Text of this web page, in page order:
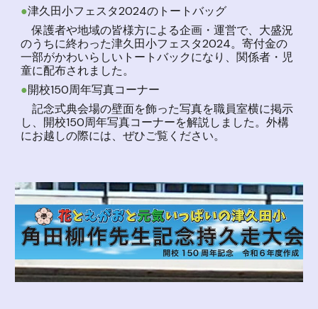
●津久田小フェスタ2024のトートバッグ
保護者や地域の皆様方による企画・運営で、大盛況
のうちに終わった津久田小フェスタ2024。寄付金の
一部がかわいらしいトートバックになり、関係者・児
童に配布されました。
●開校150周年写真コーナー
記念式典会場の壁面を飾った写真を職員室横に掲示
し、開校150周年写真コーナーを解説しました。外構
にお越しの際には、ぜひご覧ください。